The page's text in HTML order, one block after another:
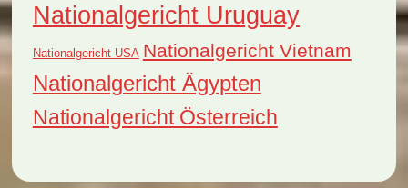
Nationalgericht Uruguay
Nationalgericht USA Nationalgericht Vietnam
Nationalgericht Ägypten
Nationalgericht Österreich